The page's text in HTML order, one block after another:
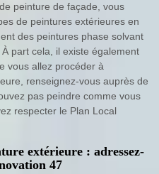
peinture de façade, vous
de peintures extérieures en
des peintures phase solvant
part cela, il existe également
vous allez procéder à
renseignez-vous auprès de
pas peindre comme vous
respecter le Plan Local
extérieure : adressez-
47